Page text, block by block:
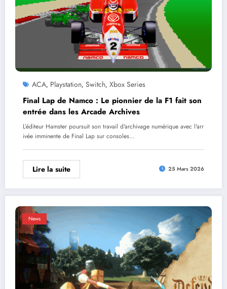
ACA, Playstation, Switch, Xbox Series
Final Lap de Namco : Le pionnier de la F1 fait son
entrée dans les Arcade Archives
L’éditeur Hamster poursuit son travail d'archivage numérique avec l'arr
ivée imminente de Final Lap sur consoles…
Lire la suite 25 Mars 2026
News